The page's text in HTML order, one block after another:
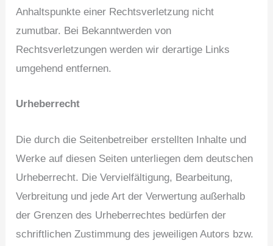
Anhaltspunkte einer Rechtsverletzung nicht
zumutbar. Bei Bekanntwerden von
Rechtsverletzungen werden wir derartige Links
umgehend entfernen.
Urheberrecht
Die durch die Seitenbetreiber erstellten Inhalte und
Werke auf diesen Seiten unterliegen dem deutschen
Urheberrecht. Die Vervielfältigung, Bearbeitung,
Verbreitung und jede Art der Verwertung außerhalb
der Grenzen des Urheberrechtes bedürfen der
schriftlichen Zustimmung des jeweiligen Autors bzw.